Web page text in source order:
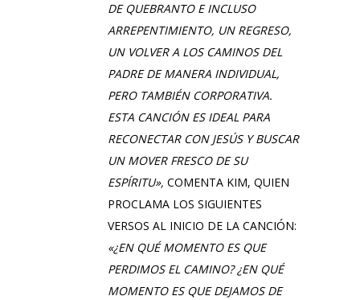
DE QUEBRANTO E INCLUSO
ARREPENTIMIENTO, UN REGRESO,
UN VOLVER A LOS CAMINOS DEL
PADRE DE MANERA INDIVIDUAL,
PERO TAMBIÉN CORPORATIVA.
ESTA CANCIÓN ES IDEAL PARA
RECONECTAR CON JESÚS Y BUSCAR
UN MOVER FRESCO DE SU
ESPÍRITU», COMENTA KIM, QUIEN
PROCLAMA LOS SIGUIENTES
VERSOS AL INICIO DE LA CANCIÓN:
«¿EN QUÉ MOMENTO ES QUE
PERDIMOS EL CAMINO? ¿EN QUÉ
MOMENTO ES QUE DEJAMOS DE